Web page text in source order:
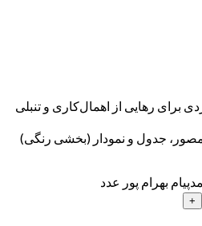
برای رهایی از اهمال‌کاری و تنبلی
جدول و نمودار (بخشی رنگی)
بهرام پور عدد